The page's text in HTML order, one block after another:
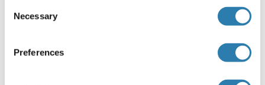
Selection
Necessary
Preferences
Supplied as sterile 50 mM Tris-HCl, pH 7.5, 50-300 mM
NaCl, 10 mM glutathione, 0.1 mM EDTA, 0.25-1.0 mM DTT,